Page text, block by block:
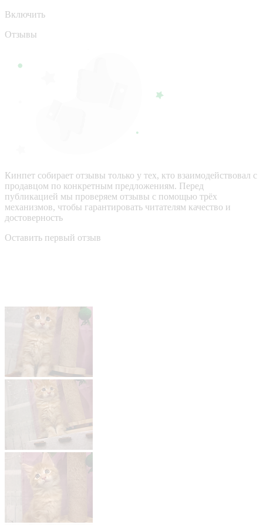
Включить
Отзывы
Кинпет собирает отзывы только у тех, кто взаимодействовал с
продавцом по конкретным предложениям. Перед
публикацией мы проверяем отзывы с помощью трёх
механизмов, чтобы гарантировать читателям качество и
достоверность
Оставить первый отзыв